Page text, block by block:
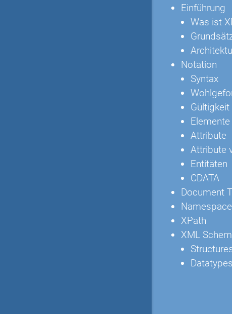
Einführung
Was ist
Notation
Syntax
Gültigkeit
Elemente
Attribute
Attribute
Entitäten
CDATA
Document
XPath
XML
Datatypes